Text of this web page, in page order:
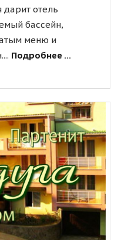
дарит отель
бассейн,
меню и
Подробнее ...